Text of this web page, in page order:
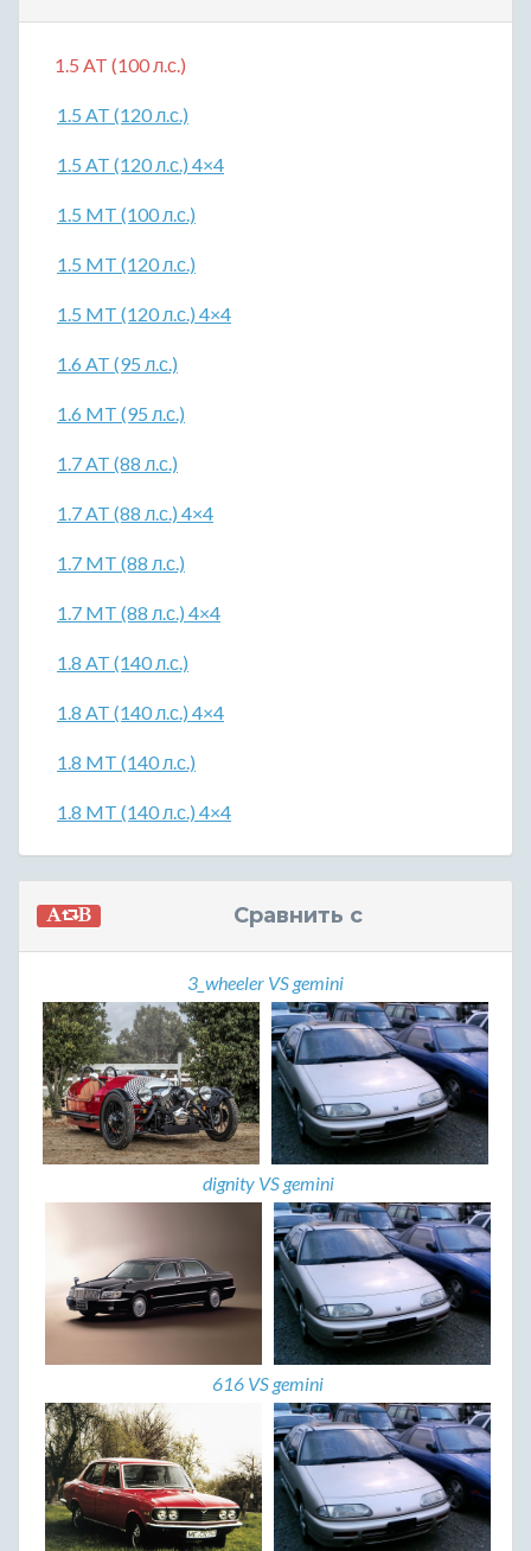
1.5 AT (100 л.с.)
1.5 AT (120 л.с.)
1.5 AT (120 л.с.) 4×4
1.5 MT (100 л.с.)
1.5 MT (120 л.с.)
1.5 MT (120 л.с.) 4×4
1.6 AT (95 л.с.)
1.6 MT (95 л.с.)
1.7 AT (88 л.с.)
1.7 AT (88 л.с.) 4×4
1.7 MT (88 л.с.)
1.7 MT (88 л.с.) 4×4
1.8 AT (140 л.с.)
1.8 AT (140 л.с.) 4×4
1.8 MT (140 л.с.)
1.8 MT (140 л.с.) 4×4
Сравнить с
3_wheeler VS gemini
dignity VS gemini
616 VS gemini